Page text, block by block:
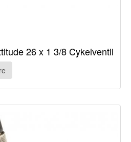
26 x 1 3/8 Cykelventil